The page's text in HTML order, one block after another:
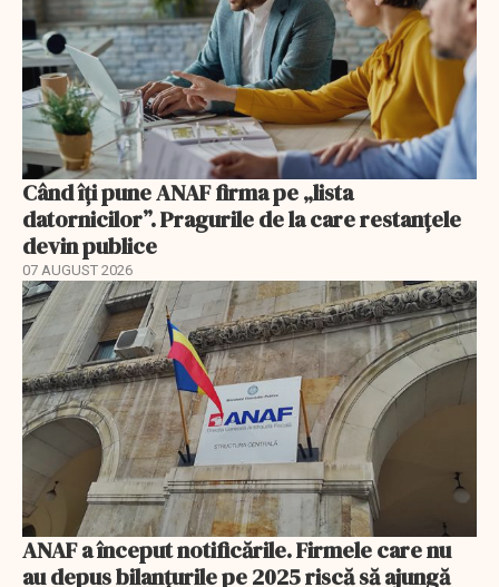
Când îți pune ANAF firma pe „lista
datornicilor”. Pragurile de la care restanțele
devin publice
07 AUGUST 2026
ANAF a început notificările. Firmele care nu
au depus bilanțurile pe 2025 riscă să ajungă